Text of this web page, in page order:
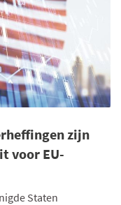
zijn
voor EU-
Staten